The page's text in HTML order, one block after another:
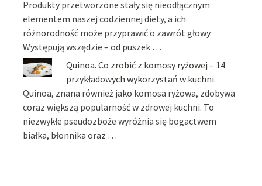
Produkty przetworzone stały się nieodłącznym
elementem naszej codziennej diety, a ich
różnorodność może przyprawić o zawrót głowy.
Występują wszędzie – od puszek …
Quinoa. Co zrobić z komosy ryżowej – 14
przykładowych wykorzystań w kuchni.
Quinoa, znana również jako komosa ryżowa, zdobywa
coraz większą popularność w zdrowej kuchni. To
niezwykłe pseudozboże wyróżnia się bogactwem
białka, błonnika oraz …